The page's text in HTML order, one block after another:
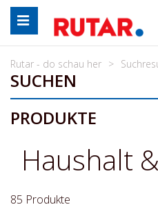
Zum
Inhalt
Rutar - do schau her
SUCHEN
PRODUKTE
Haushalt
85 Produkte